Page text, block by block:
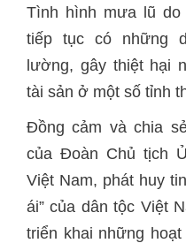
Tình hình mưa lũ
tiếp tục có những
lường, gây thiệt hại
tài sản ở một số tỉnh
Đồng cảm và chia
của Đoàn Chủ tịch
Việt Nam, phát huy
ái” của dân tộc Việt
triển khai những